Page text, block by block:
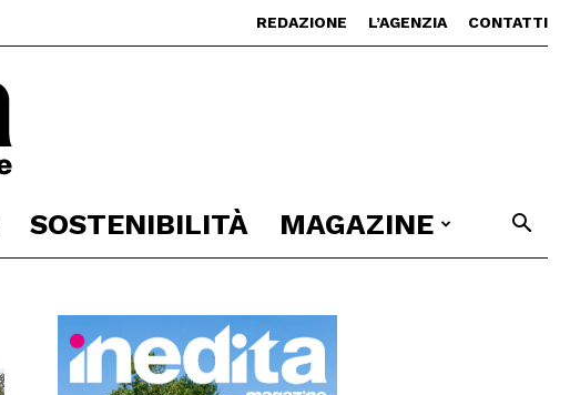
REDAZIONE L’AGENZIA CONTATTI
SOSTENIBILITÀ MAGAZINE